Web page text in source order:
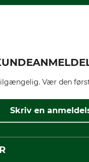
Vær den
Skriv en